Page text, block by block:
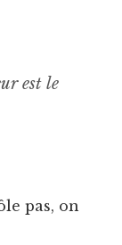
est le
pas, on